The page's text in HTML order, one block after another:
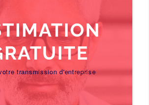
transmission d'entreprise